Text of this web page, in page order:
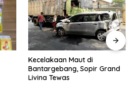
Kecelakaan Maut di
Bantargebang, Sopir Grand
Livina Tewas